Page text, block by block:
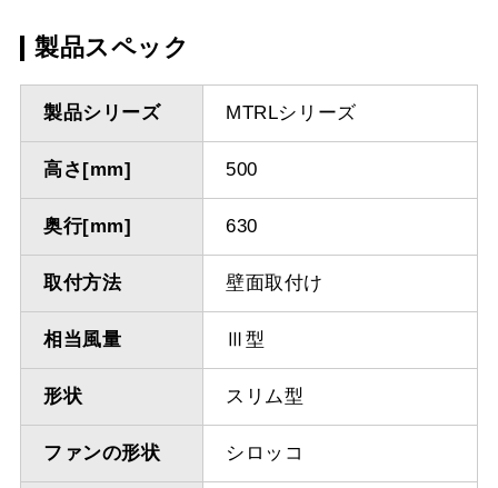
製品スペック
製品シリーズ MTRLシリーズ
高さ[mm] 500
奥行[mm] 630
取付方法 壁面取付け
相当風量 Ⅲ型
形状 スリム型
ファンの形状 シロッコ